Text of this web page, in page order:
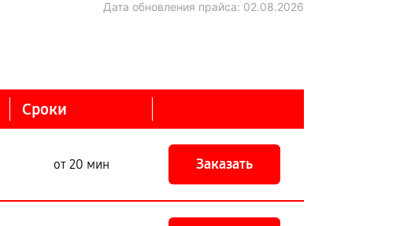
Дата обновления прайса: 02.08.2026
Сроки
от 20 мин Заказать